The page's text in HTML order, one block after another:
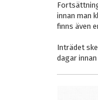
innan man
finns även
Inträdet
dagar